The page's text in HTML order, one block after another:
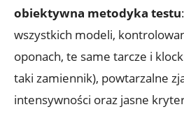
obiektywna metodyka testu
wszystkich modeli,
oponach, te same tarcze i
taki zamiennik), powtarzalne
intensywności oraz jasne